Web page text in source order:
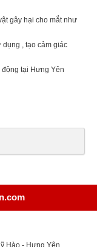
gây hại cho mắt như
, tạo cảm giác
tại Hưng Yên
Hào - Hưng Yên